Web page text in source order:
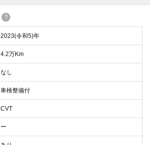
?
2023(令和5)年
4.2万Km
なし
車検整備付
CVT
ー